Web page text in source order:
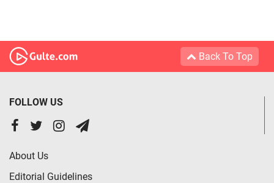
Back To Top
FOLLOW US
About Us
Editorial Guidelines